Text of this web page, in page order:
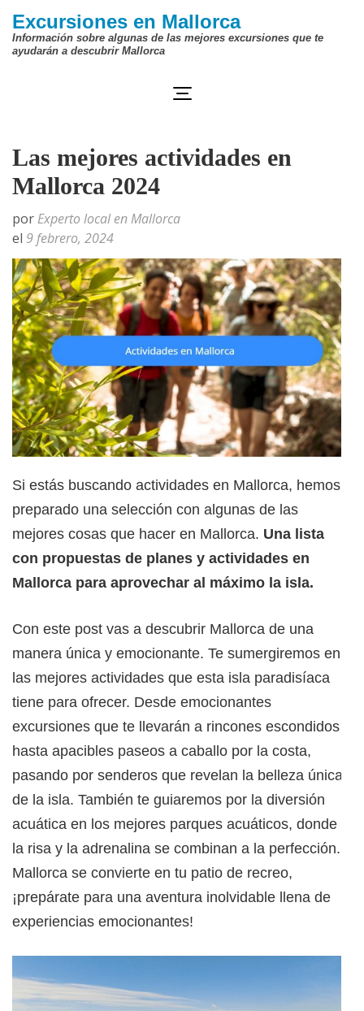
Saltar
contenido
Intro)
Excursiones en Mallorca
Información sobre algunas de las mejores excursiones que te
ayudarán a descubrir Mallorca
Las mejores actividades en
Mallorca 2024
por Experto local en Mallorca
el 9 febrero, 2024
Si estás buscando actividades en Mallorca, hemos
preparado una selección con algunas de las
mejores cosas que hacer en Mallorca. Una lista
con propuestas de planes y actividades en
Mallorca para aprovechar al máximo la isla.
Con este post vas a descubrir Mallorca de una
manera única y emocionante. Te sumergiremos en
las mejores actividades que esta isla paradisíaca
tiene para ofrecer. Desde emocionantes
excursiones que te llevarán a rincones escondidos
hasta apacibles paseos a caballo por la costa,
pasando por senderos que revelan la belleza única
de la isla. También te guiaremos por la diversión
acuática en los mejores parques acuáticos, donde
la risa y la adrenalina se combinan a la perfección.
Mallorca se convierte en tu patio de recreo,
¡prepárate para una aventura inolvidable llena de
experiencias emocionantes!